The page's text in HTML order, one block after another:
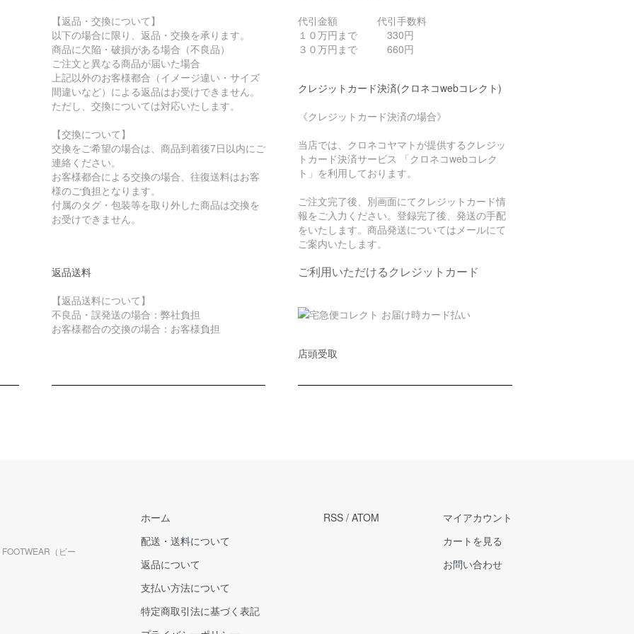
【返品・交換について】
以下の場合に限り、返品・交換を承ります。
商品に欠陥・破損がある場合（不良品）
ご注文と異なる商品が届いた場合
上記以外のお客様都合（イメージ違い・サイズ
間違いなど）による返品はお受けできません。
ただし、交換については対応いたします。
【交換について】
交換をご希望の場合は、商品到着後7日以内にご
連絡ください。
お客様都合による交換の場合、往復送料はお客
様のご負担となります。
付属のタグ・包装等を取り外した商品は交換を
お受けできません。
返品送料
【返品送料について】
不良品・誤発送の場合：弊社負担
お客様都合の交換の場合：お客様負担
代引金額 代引手数料
１０万円まで 330円
３０万円まで 660円
クレジットカード決済(クロネコwebコレクト)
《クレジットカード決済の場合》
当店では、クロネコヤマトが提供するクレジッ
トカード決済サービス 「クロネコwebコレク
ト」を利用しております。
ご注文完了後、別画面にてクレジットカード情
報をご入力ください。登録完了後、発送の手配
をいたします。商品発送についてはメールにて
ご案内いたします。
ご利用いただけるクレジットカード
店頭受取
（ビー
ホーム
配送・送料について
返品について
支払い方法について
特定商取引法に基づく表記
RSS / ATOM
マイアカウント
カートを見る
お問い合わせ